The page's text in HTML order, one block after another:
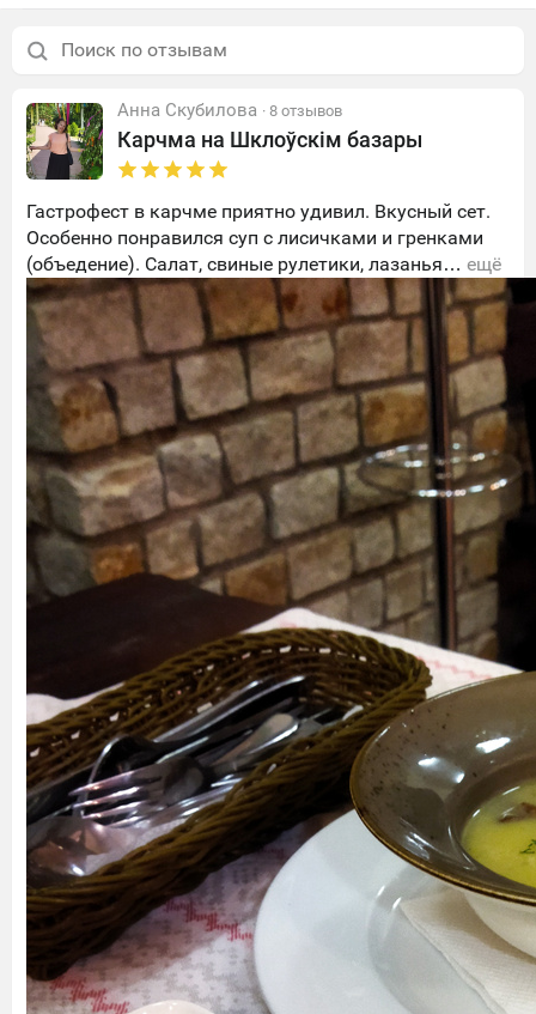
Анна Скубилова · 8 отзывов
Карчма на Шклоўскім базары
Гастрофест в карчме приятно удивил. Вкусный сет.
Особенно понравился суп с лисичками и гренками
(объедение). Салат, свиные рулетики, лазанья… ещё